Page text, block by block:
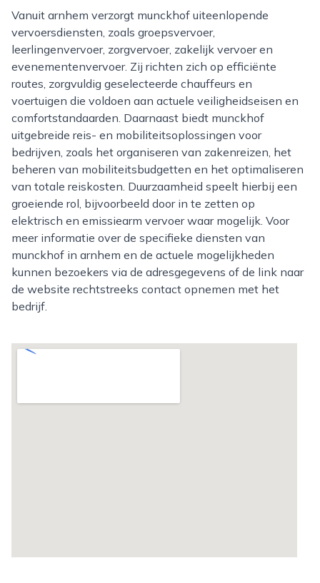
Vanuit arnhem verzorgt munckhof uiteenlopende
vervoersdiensten, zoals groepsvervoer,
leerlingenvervoer, zorgvervoer, zakelijk vervoer en
evenementenvervoer. Zij richten zich op efficiënte
routes, zorgvuldig geselecteerde chauffeurs en
voertuigen die voldoen aan actuele veiligheidseisen en
comfortstandaarden. Daarnaast biedt munckhof
uitgebreide reis- en mobiliteitsoplossingen voor
bedrijven, zoals het organiseren van zakenreizen, het
beheren van mobiliteitsbudgetten en het optimaliseren
van totale reiskosten. Duurzaamheid speelt hierbij een
groeiende rol, bijvoorbeeld door in te zetten op
elektrisch en emissiearm vervoer waar mogelijk. Voor
meer informatie over de specifieke diensten van
munckhof in arnhem en de actuele mogelijkheden
kunnen bezoekers via de adresgegevens of de link naar
de website rechtstreeks contact opnemen met het
bedrijf.